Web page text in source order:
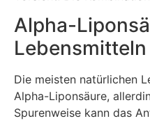
Alpha-
Lebensmitteln
Die meisten natürlichen
Alpha-Liponsäure,
Spurenweise kann das